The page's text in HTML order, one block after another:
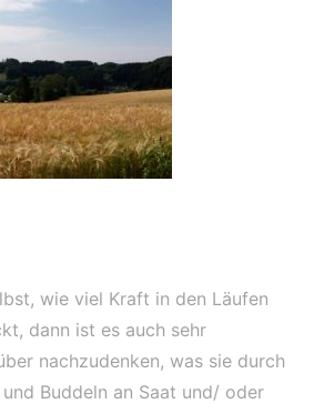
wie viel Kraft in den Läufen
dann ist es auch sehr
nachzudenken, was sie durch
und Buddeln an Saat und/ oder